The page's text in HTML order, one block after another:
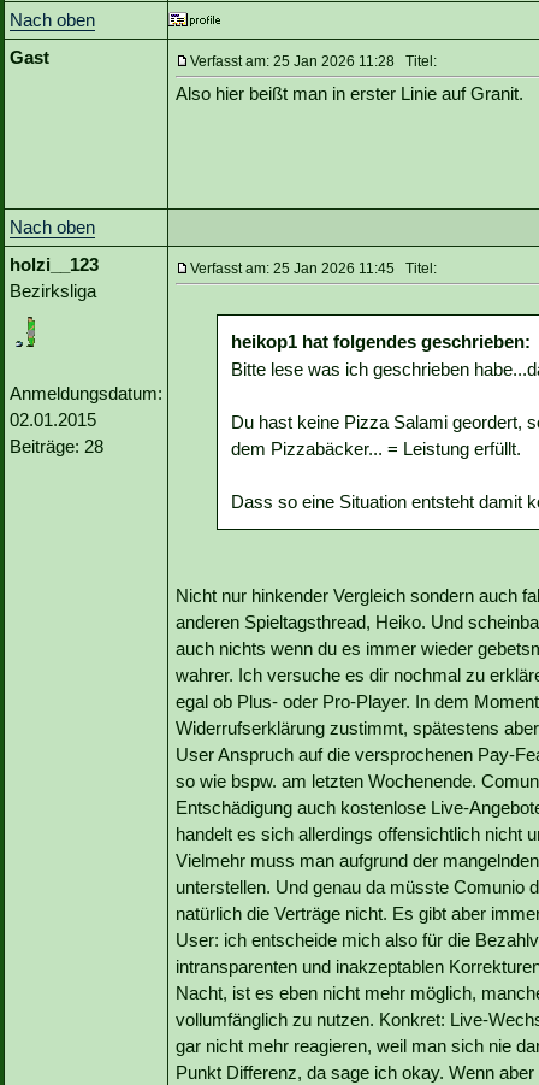
Nach oben
Gast
Verfasst am: 25 Jan 2026 11:28 Titel:
Also hier beißt man in erster Linie auf Granit.
Nach oben
holzi__123
Bezirksliga
Anmeldungsdatum:
02.01.2015
Beiträge: 28
Verfasst am: 25 Jan 2026 11:45 Titel:
heikop1 hat folgendes geschrieben:
Bitte lese was ich geschrieben
Du hast keine Pizza Salami geordert,
dem Pizzabäcker... = Leistung erfüllt.
Dass so eine Situation entsteht damit
Nicht nur hinkender Vergleich sondern auch
anderen Spieltagsthread, Heiko. Und
auch nichts wenn du es immer wieder
wahrer. Ich versuche es dir nochmal zu
egal ob Plus- oder Pro-Player. In dem
Widerrufserklärung zustimmt, spätestens
User Anspruch auf die versprochenen Pay-
so wie bspw. am letzten Wochenende.
Entschädigung auch kostenlose Live-
handelt es sich allerdings offensichtlich nicht
Vielmehr muss man aufgrund der
unterstellen. Und genau da müsste Comunio
natürlich die Verträge nicht. Es gibt aber
User: ich entscheide mich also für die
intransparenten und inakzeptablen
Nacht, ist es eben nicht mehr möglich,
vollumfänglich zu nutzen. Konkret: Live-
gar nicht mehr reagieren, weil man sich nie
Punkt Differenz, da sage ich okay. Wenn